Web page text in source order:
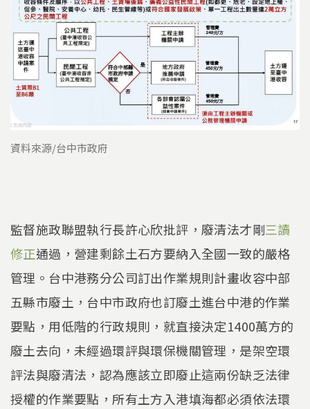
資料來源/台中市政府
監督施政聯盟執行長許心欣批評，廢清法才剛三讀
修正通過，營建剩餘土石方要納入全國一致的嚴格
管理。台中港務分公司訂出作業規則計畫收容中部
五縣市廢土，台中市政府也訂廢土進台中港的作業
要點，用低階的行政規則，就直接決定1400萬方的
廢土去向，未經過環評與環保機關管理，是架空環
評法與廢清法，認為應該立即廢止這兩份缺乏法律
授權的作業要點，所有土方入港填海都必須依法環